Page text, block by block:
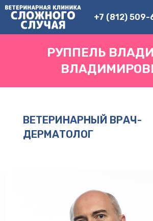
+7 (812)
РУППЕЛЬ
ВЕТЕРИНАРНЫЙ ВРАЧ-
ДЕРМАТОЛОГ